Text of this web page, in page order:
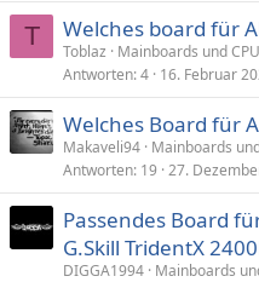
T Welches board für
Toblaz
Mainboards und
Antworten 4 16. Februar
Welches Board für
Makaveli94 Mainboards
Antworten 19 27.
Passendes Board
G.Skill TridentX
DIGGA1994 Mainboards